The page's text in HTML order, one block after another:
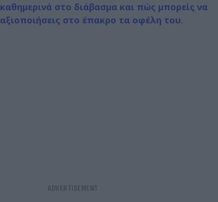
καθημερινά στο διάβασμα και πώς μπορείς να
αξιοποιήσεις στο έπακρο τα οφέλη του.